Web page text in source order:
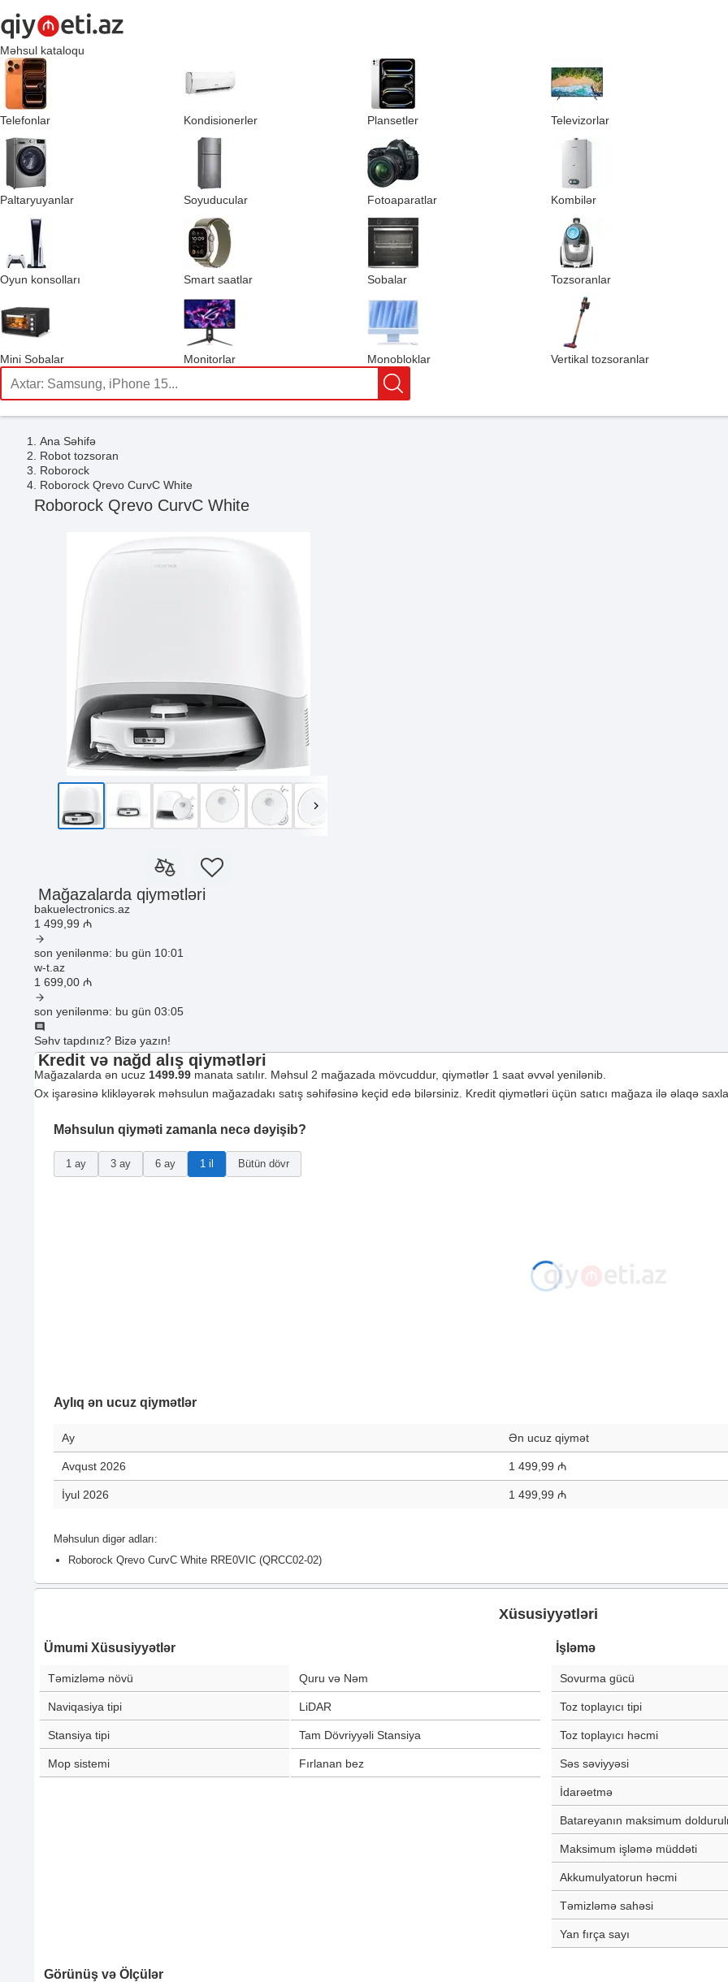
Məhsul kataloqu
Telefonlar Kondisionerler Plansetler Televizorlar
Paltaryuyanlar Soyuducular Fotoaparatlar Kombilər
Oyun konsolları Smart saatlar Sobalar Tozsoranlar
Mini Sobalar Monitorlar Monobloklar Vertikal tozsoranlar
Ana Səhifə
Robot tozsoran
Roborock
Roborock Qrevo CurvC White
Roborock Qrevo CurvC White
Mağazalarda qiymətləri
bakuelectronics.az
1 499 ,99 ₼
son yenilənmə: bu gün 10:01
w-t.az
1 699 ,00 ₼
son yenilənmə: bu gün 03:05
Səhv tapdınız? Bizə yazın!
Kredit və nağd alış qiymətləri
Mağazalarda ən ucuz 1499.99 manata satılır. Məhsul 2 mağazada mövcuddur, qiymətlər 1 saat əvvəl yenilənib.
Ox işarəsinə klikləyərək məhsulun mağazadakı satış səhifəsinə keçid edə bilərsiniz. Kredit qiymətləri üçün satıcı mağaza ilə əlaqə
Məhsulun qiyməti zamanla necə dəyişib?
1 ay 3 ay 6 ay 1 il Bütün dövr
Aylıq ən ucuz qiymətlər
Ay Ən ucuz qiymət
Avqust 2026 1 499,99 ₼
İyul 2026 1 499,99 ₼
Məhsulun digər adları:
Roborock Qrevo CurvC White RRE0VIC (QRCC02-02)
Xüsusiyyətləri
Ümumi Xüsusiyyətlər
Təmizləmə növü Quru və Nəm
Naviqasiya tipi LiDAR
Stansiya tipi Tam Dövriyyəli Stansiya
Mop sistemi Fırlanan bez
İşləmə
Sovurma gücü
Toz toplayıcı tipi
Toz toplayıcı həcmi
Səs səviyyəsi
İdarəetmə
Batareyanın maksimum
Maksimum işləmə müddəti
Akkumulyatorun həcmi
Təmizləmə sahəsi
Yan fırça sayı
Görünüş və Ölçülər